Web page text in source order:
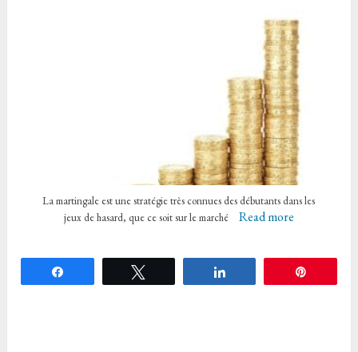
La martingale est une stratégie très connues des débutants dans les
jeux de hasard, que ce soit sur le marché
Read more